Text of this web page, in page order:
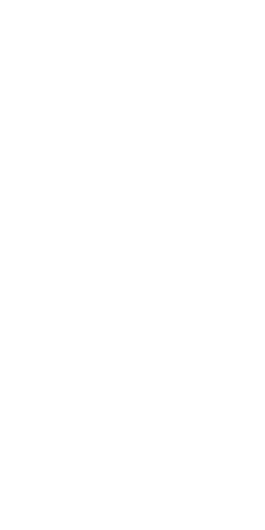
año, Henrik iba uno abajo, al parecer era
de William esperando encontrar molestia, y lo que
de ella desde el día que la conoció, pero
directamente, el resplandor que emanaba su
una muchacha de cabello oscuro y bastante
con alguno compañero con el que no